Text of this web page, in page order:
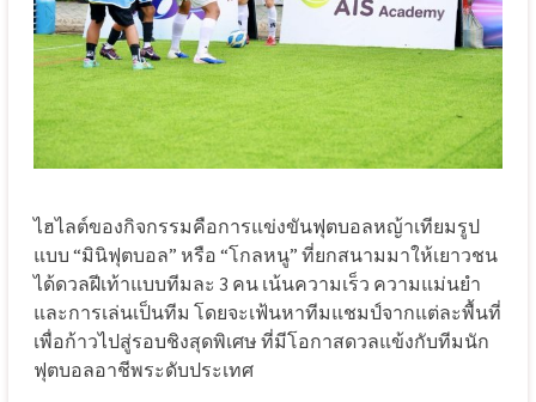
ไฮไลต์ของกิจกรรมคือการแข่งขันฟุตบอลหญ้าเทียมรูป
แบบ “มินิฟุตบอล” หรือ “โกลหนู” ที่ยกสนามมาให้เยาวชน
ได้ดวลฝีเท้าแบบทีมละ 3 คน เน้นความเร็ว ความแม่นยำ
และการเล่นเป็นทีม โดยจะเฟ้นหาทีมแชมป์จากแต่ละพื้นที่
เพื่อก้าวไปสู่รอบชิงสุดพิเศษ ที่มีโอกาสดวลแข้งกับทีมนัก
ฟุตบอลอาชีพระดับประเทศ